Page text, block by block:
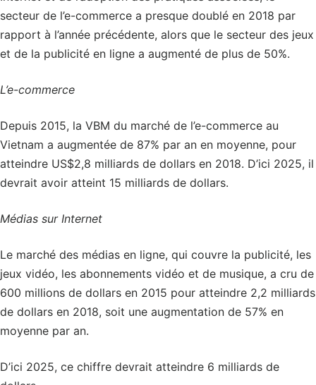
secteur de l’e-commerce a presque doublé en 2018 par
rapport à l’année précédente, alors que le secteur des jeux
et de la publicité en ligne a augmenté de plus de 50%.
L’e-commerce
Depuis 2015, la VBM du marché de l’e-commerce au
Vietnam a augmentée de 87% par an en moyenne, pour
atteindre US$2,8 milliards de dollars en 2018. D’ici 2025, il
devrait avoir atteint 15 milliards de dollars.
Médias sur Internet
Le marché des médias en ligne, qui couvre la publicité, les
jeux vidéo, les abonnements vidéo et de musique, a cru de
600 millions de dollars en 2015 pour atteindre 2,2 milliards
de dollars en 2018, soit une augmentation de 57% en
moyenne par an.
D’ici 2025, ce chiffre devrait atteindre 6 milliards de